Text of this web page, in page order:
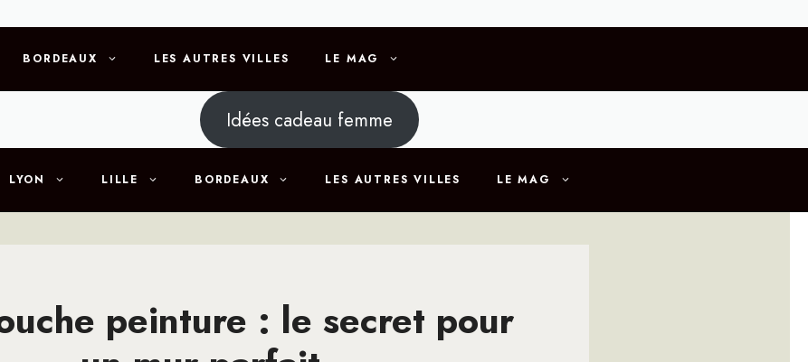
BORDEAUX LES AUTRES VILLES LE MAG
Idées cadeau femme
LYON LILLE BORDEAUX LES AUTRES VILLES LE MAG
peinture : le secret pour